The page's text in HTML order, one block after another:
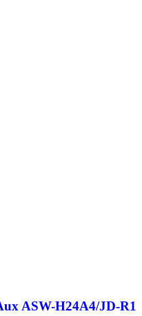
ASW-H24A4/JD-R1